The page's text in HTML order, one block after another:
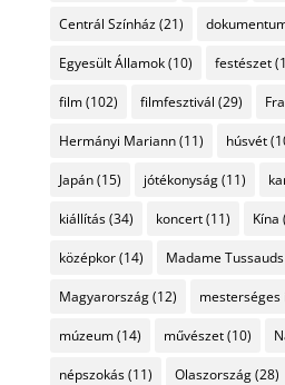
Centrál Színház(21)
Egyesült Államok(10) festészet
film(102) filmfesztivál (29)
Hermányi Mariann(11) húsvét
Japán(15) jótékonyság(11)
kiállítás(34) koncert(11) Kína
középkor(14) Madame Tussauds
Magyarország(12)
múzeum(14) művészet(10)
népszokás(11) Olaszország(28)